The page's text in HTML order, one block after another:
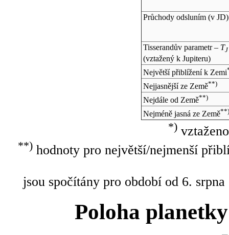
Průchody odsluním (v JD)
Tisserandův parametr – TJ
(vztažený k Jupiteru)
Největší přiblížení k Zemi
Nejjasnější ze Země**)
Nejdále od Země**)
Nejméně jasná ze Země**)
*)
**)hodnoty pro největší/nejmenší
jsou spočítány pro období od 6.
Poloha